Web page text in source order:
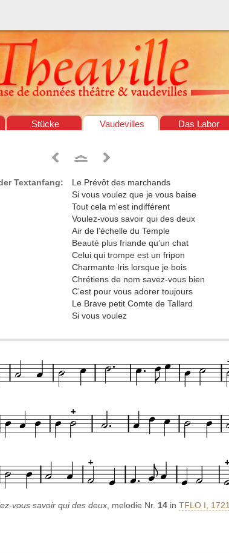
Stücke Vaudevilles Das Labor
Textanfang:
Le Prévôt des marchands
Si vous voulez que je vous baise
Tout cela m'est indifférent
Voulez-vous savoir qui des deux
Air de l’échelle du Temple
Beauté plus friande qu’un chat
Celui qui trompe est un fripon
Charmante Iris lorsque je bois
Chrétiens de nom savez-vous bien
C’est pour vous adorer toujours
Le Brave petit Comte de Tallard
Si vous voulez
vous savoir qui des deux , melodie Nr. 14 inTFLO I, 1721.